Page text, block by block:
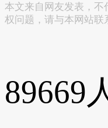
本文来自网友发表，
权问题，请与本网站联
89669